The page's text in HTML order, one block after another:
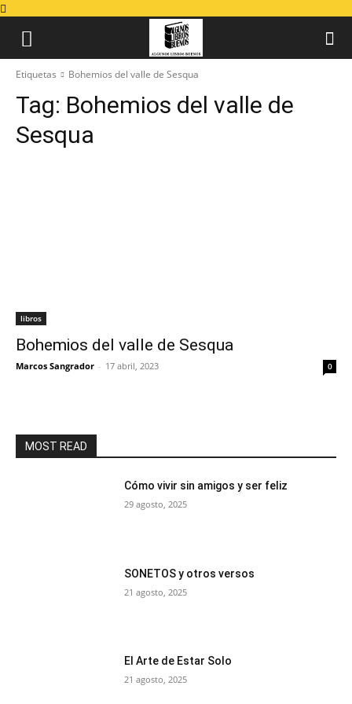
Etiquetas Bohemios del valle de Sesqua
Tag: Bohemios del valle de
Sesqua
libros
Bohemios del valle de Sesqua
Marcos Sangrador - 17 abril, 2023 0
MOST READ
Cómo vivir sin amigos y ser feliz
29 agosto, 2025
SONETOS y otros versos
21 agosto, 2025
El Arte de Estar Solo
21 agosto, 2025